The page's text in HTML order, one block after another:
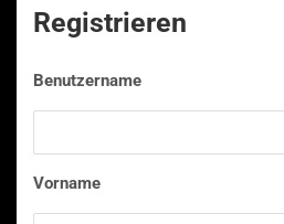
Registrieren
Benutzername
Vorname